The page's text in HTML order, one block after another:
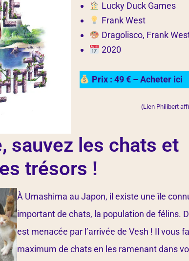
Lucky Duck Games
Frank West
Dragolisco, Frank
2020
Prix : 49 € – Acheter ici
(Lien Philibert
sauvez les chats et
trésors !
À Umashima au Japon, il existe une île
important de chats, la population de félins.
est menacée par l’arrivée de Vesh ! Il vous
maximum de chats en les ramenant dans